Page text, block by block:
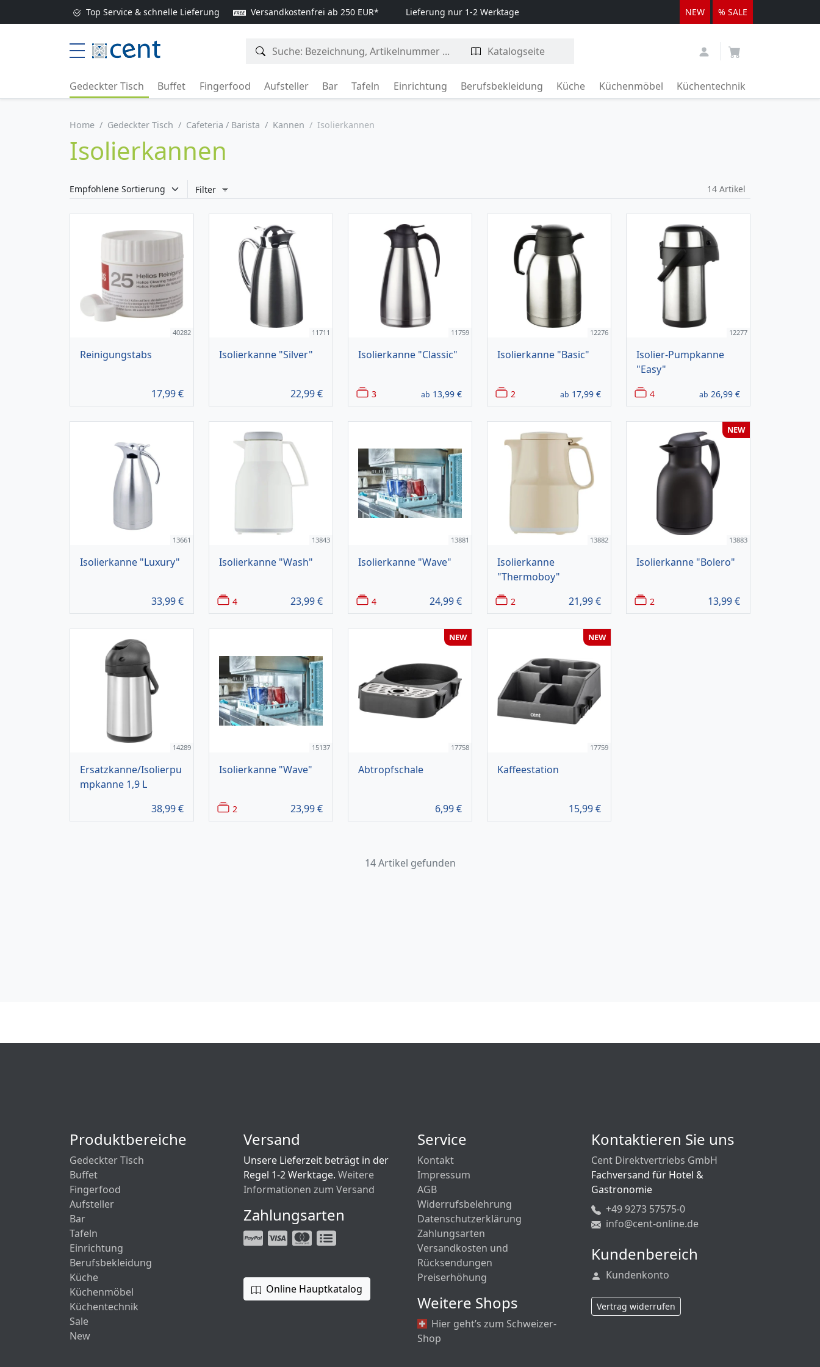
Top Service & schnelle Lieferung Versandkostenfrei ab 250 EUR* Lieferung nur 1-2 Werktage NEW % SALE
Gedeckter Tisch Buffet Fingerfood Aufsteller Bar Tafeln Einrichtung Berufsbekleidung Küche Küchenmöbel Küchentechnik
Home Gedeckter Tisch Cafeteria / Barista Kannen Isolierkannen
Isolierkannen
Filter 14 Artikel
40282
Reinigungstabs
17,99€
11711
Isolierkanne "Silver"
22,99€
11759
Isolierkanne "Classic"
3 ab 13,99 €
12276
Isolierkanne "Basic"
2 ab 17,99 €
12277
Isolier-Pumpkanne
"Easy"
4 ab 26,99 €
13661
Isolierkanne "Luxury"
33,99€
13843
Isolierkanne "Wash"
4 23,99€
13881
Isolierkanne "Wave"
4 24,99€
13882
Isolierkanne
"Thermoboy"
2 21,99€
13883
Isolierkanne "Bolero"
2 13,99€
NEW
14289
Ersatzkanne/Isolierpu
mpkanne 1,9 L
38,99€
15137
Isolierkanne "Wave"
2 23,99€
17758
Abtropfschale
6,99€
NEW
17759
Kaffeestation
15,99€
NEW
14 Artikel gefunden
Produktbereiche
Gedeckter Tisch
Buffet
Fingerfood
Aufsteller
Bar
Tafeln
Einrichtung
Berufsbekleidung
Küche
Küchenmöbel
Küchentechnik
Sale
New
Versand
Unsere Lieferzeit beträgt in der
Regel 1-2 Werktage. Weitere
Informationen zum Versand
Zahlungsarten
Online Hauptkatalog
Service
Kontakt
Impressum
AGB
Widerrufsbelehrung
Datenschutzerklärung
Zahlungsarten
Versandkosten und
Rücksendungen
Preiserhöhung
Weitere Shops
Hier geht’s zum Schweizer-
Shop
Kontaktieren Sie uns
Cent Direktvertriebs GmbH
Fachversand für Hotel &
Gastronomie
+49 9273 57575-0
info@cent-online.de
Kundenbereich
Kundenkonto
Vertrag widerrufen